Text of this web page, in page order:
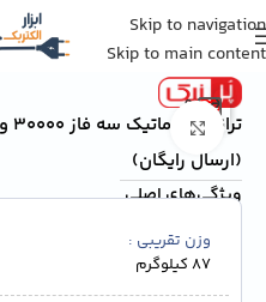
Skip to navigation
Skip to main content
خانه/لوازم جانبی/ترانس برق و استابلایزر
(ارسال رایگان)
ویژگی‌های اصلی
وزن تقریبی
۸۷ کیلوگرم
برای بزرگنمایی کلیک کنید